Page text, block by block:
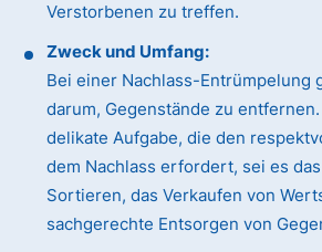
Verstorbenen zu treffen.
Zweck und Umfang:
Bei einer Nachlass-Entrümpelung
darum, Gegenstände zu
delikate Aufgabe, die den
dem Nachlass erfordert, sei es
Sortieren, das Verkaufen von
sachgerechte Entsorgen von